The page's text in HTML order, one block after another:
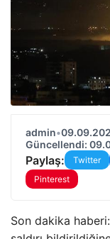
admin•
Güncellendi:
Paylaş: Twitter
Pinterest
Son dakika haberi: